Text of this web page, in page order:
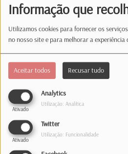
Informação que
Utilizamos cookies para fornecer os
no nosso site e para melhorar a
Aceitar todos Recusar tudo
Analytics
Ativado
Utilização: Analítica
Twitter
Ativado
Utilização: Funcionalidade
O Showcase
sobe a cantora
concertos e novas
percurso no